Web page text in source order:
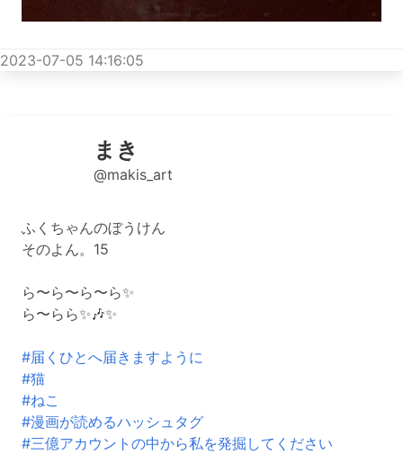
2023-07-05 14:16:05
まき
@makis_art
ふくちゃんのぼうけん
そのよん。15
ら〜ら〜ら〜ら✨
ら〜らら✨🎶✨
#届くひとへ届きますように
#猫
#ねこ
#漫画が読めるハッシュタグ
#三億アカウントの中から私を発掘してください